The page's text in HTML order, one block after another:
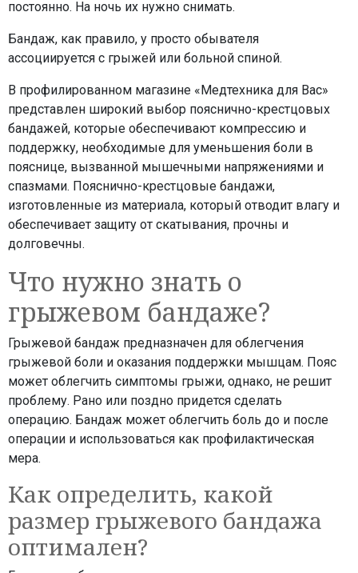
постоянно. На ночь их нужно снимать.
Бандаж, как правило, у просто обывателя
ассоциируется с грыжей или больной спиной.
В профилированном магазине «Медтехника для Вас»
представлен широкий выбор пояснично-крестцовых
бандажей, которые обеспечивают компрессию и
поддержку, необходимые для уменьшения боли в
пояснице, вызванной мышечными напряжениями и
спазмами. Пояснично-крестцовые бандажи,
изготовленные из материала, который отводит влагу и
обеспечивает защиту от скатывания, прочны и
долговечны.
Что нужно знать о
грыжевом бандаже?
Грыжевой бандаж предназначен для облегчения
грыжевой боли и оказания поддержки мышцам. Пояс
может облегчить симптомы грыжи, однако, не решит
проблему. Рано или поздно придется сделать
операцию. Бандаж может облегчить боль до и после
операции и использоваться как профилактическая
мера.
Как определить, какой
размер грыжевого бандажа
оптимален?